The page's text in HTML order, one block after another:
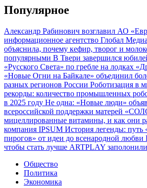
Популярное
Александр Рабинович возглавил АО
информационное агентство Глобал
объяснила, почему кефир, творог и
популярными В Твери завершился
«Русского Света» по гребле на лодках
«Новые Огни на Байкале» объединил
разных регионов России Роботизация в
рекорды: количество промышленных
в 2025 году Не одна: «Новые люди»
всероссийской поддержки матерей
мицеллированные витамины, и как они
компания IPSUM История легенды: путь
пирогов» от идеи до всенародной любви
чтобы стать лучше ARTPLAY
Общество
Политика
Экономика